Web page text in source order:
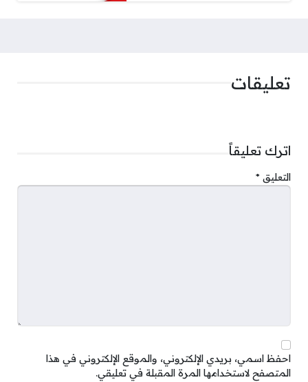
تعليقات
اترك تعليقاً
التعليق *
احفظ اسمي، بريدي الإلكتروني، والموقع الإلكتروني في هذا
المتصفح لاستخدامها المرة المقبلة في تعليقي.